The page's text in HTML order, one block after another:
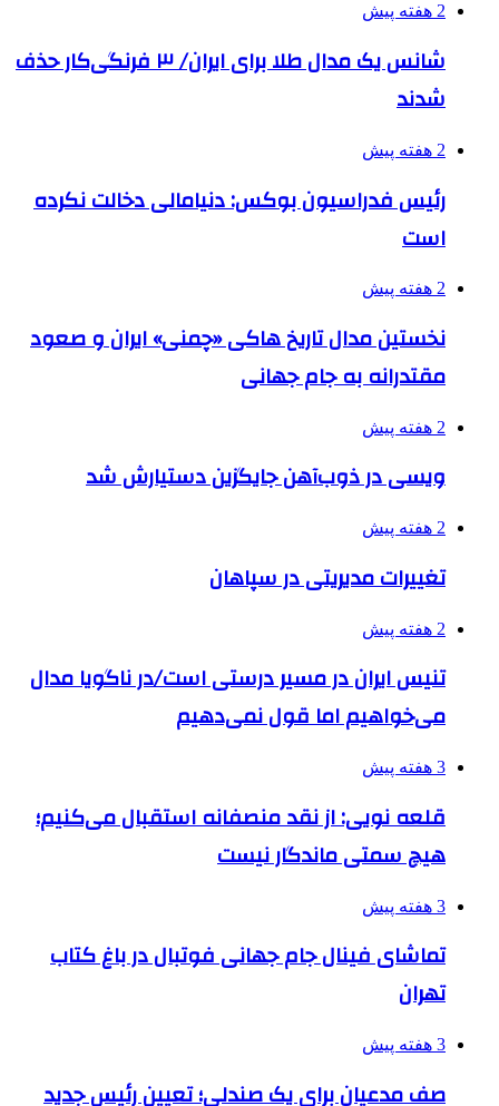
2 هفته پیش
شانس یک مدال طلا برای ایران/ ۳ فرنگی‌کار حذف
شدند
2 هفته پیش
رئیس فدراسیون بوکس: دنیامالی دخالت نکرده
است
2 هفته پیش
نخستین مدال تاریخ هاکی «چمنی» ایران و صعود
مقتدرانه به جام جهانی
2 هفته پیش
ویسی در ذوب‌آهن جایگزین دستیارش شد
2 هفته پیش
تغییرات مدیریتی در سپاهان
2 هفته پیش
تنیس ایران در مسیر درستی است/در ناگویا مدال
می‌خواهیم اما قول نمی‌دهیم
3 هفته پیش
قلعه نویی: از نقد منصفانه استقبال می‌کنیم؛
هیچ سمتی ماندگار نیست
3 هفته پیش
تماشای فینال جام جهانی فوتبال در باغ کتاب
تهران
3 هفته پیش
صف مدعیان برای یک صندلی؛ تعیین رئیس جدید